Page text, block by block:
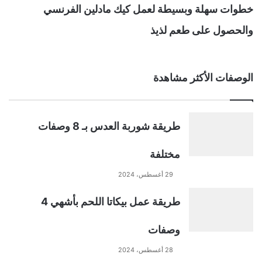
خطوات سهلة وبسيطة لعمل كيك مادلين الفرنسي
والحصول على طعم لذيذ
الوصفات الأكثر مشاهدة
طريقة شوربة العدس بـ 8 وصفات
مختلفة
29 أغسطس، 2024
طريقة عمل بيكاتا اللحم بأشهي 4
وصفات
28 أغسطس، 2024